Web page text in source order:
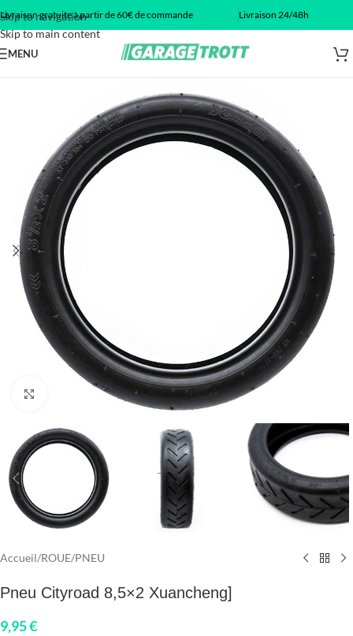
Skip to navigation
Skip to main content
Livraison gratuite à partir de 60€ de commande Livraison 24/48h
MENU
Click to enlarge
Accueil/ROUE/PNEU
Pneu Cityroad 8,5×2 Xuancheng]
9,95€